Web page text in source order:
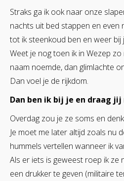
Straks ga ik ook naar onze
nachts uit bed stappen en even
tot ik steenkoud ben en weer bij
Weet je nog toen ik in Wezep zo
naam noemde, dan glimlachte
Dan voel je de rijkdom.
Dan ben ik bij je en draag
Overdag zou je ze soms en denk
Je moet me later altijd zoals nu
hummels vertellen wanneer ik
Als er iets is geweest roep ik ze
een drukker te geven (militaire